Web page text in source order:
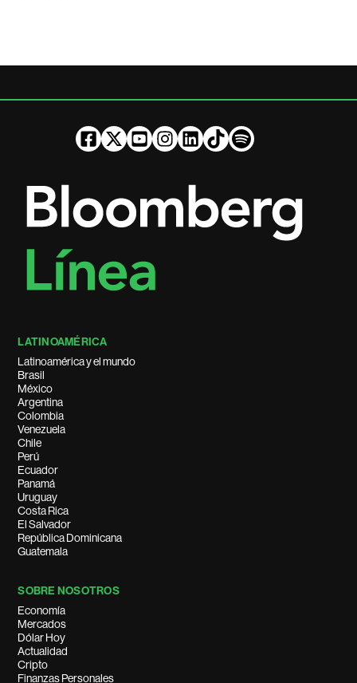
LATINOAMÉRICA
Latinoamérica y el mundo
Brasil
México
Argentina
Colombia
Venezuela
Chile
Perú
Ecuador
Panamá
Uruguay
Costa Rica
El Salvador
República Dominicana
Guatemala
SOBRE NOSOTROS
Economía
Mercados
Dólar Hoy
Actualidad
Cripto
Finanzas Personales